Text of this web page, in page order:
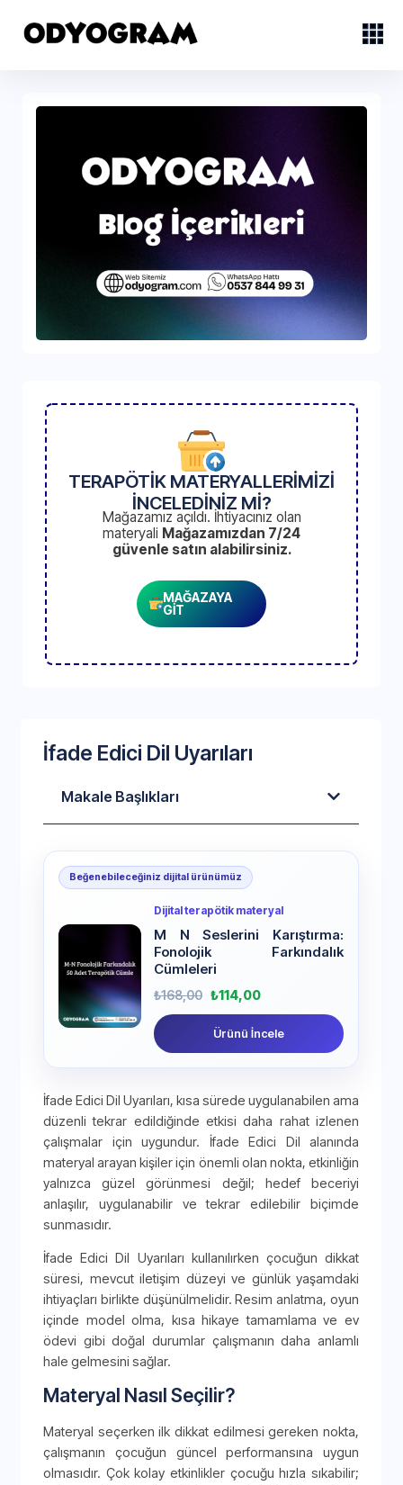
TERAPÖTİK MATERYALLERİMİZİ
İNCELEDİNİZ Mİ?
Mağazamız açıldı. İhtiyacınız olan
materyali Mağazamızdan 7/24
güvenle satın alabilirsiniz.
MAĞAZAYA
GİT
İfade Edici Dil Uyarıları
Makale Başlıkları
Beğenebileceğiniz dijital ürünümüz
Dijital terapötik materyal
M N Seslerini Karıştırma:
Fonolojik Farkındalık
Cümleleri
₺168,00 ₺114,00
Ürünü İncele
İfade Edici Dil Uyarıları, kısa sürede uygulanabilen ama
düzenli tekrar edildiğinde etkisi daha rahat izlenen
çalışmalar için uygundur. İfade Edici Dil alanında
materyal arayan kişiler için önemli olan nokta, etkinliğin
yalnızca güzel görünmesi değil; hedef beceriyi
anlaşılır, uygulanabilir ve tekrar edilebilir biçimde
sunmasıdır.
İfade Edici Dil Uyarıları kullanılırken çocuğun dikkat
süresi, mevcut iletişim düzeyi ve günlük yaşamdaki
ihtiyaçları birlikte düşünülmelidir. Resim anlatma, oyun
içinde model olma, kısa hikaye tamamlama ve ev
ödevi gibi doğal durumlar çalışmanın daha anlamlı
hale gelmesini sağlar.
Materyal Nasıl Seçilir?
Materyal seçerken ilk dikkat edilmesi gereken nokta,
çalışmanın çocuğun güncel performansına uygun
olmasıdır. Çok kolay etkinlikler çocuğu hızla sıkabilir;